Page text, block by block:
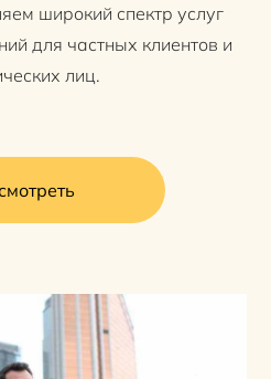
широкий спектр услуг
для частных клиентов и
лиц.